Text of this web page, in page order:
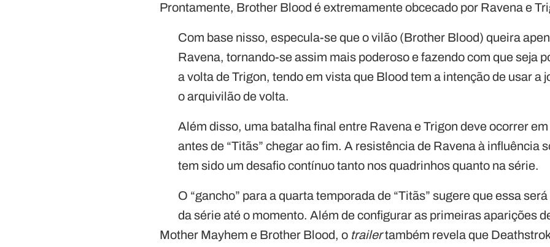
Prontamente, Brother Blood é extremamente obcecado por Ravena e
Com base nisso, especula-se que o vilão (Brother Blood) queira
Ravena, tornando-se assim mais poderoso e fazendo com que seja
a volta de Trigon, tendo em vista que Blood tem a intenção de usar a
o arquivilão de volta.
Além disso, uma batalha final entre Ravena e Trigon deve ocorrer
antes de “Titãs” chegar ao fim. A resistência de Ravena à influência
tem sido um desafio contínuo tanto nos quadrinhos quanto na série.
O “gancho” para a quarta temporada de “Titãs” sugere que essa
da série até o momento. Além de configurar as primeiras aparições
Mother Mayhem e Brother Blood, o trailertambém revela que